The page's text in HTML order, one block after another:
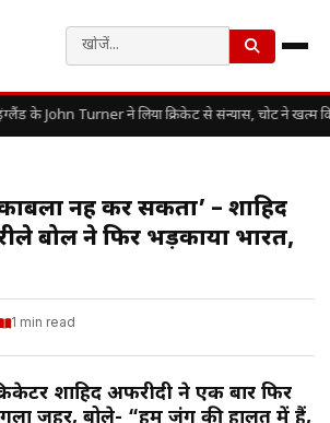
इंग्लैंड के John Turner ने लिया क्रिकेट से संन्यास, चोट ने खत्म
नहीं कर सकता’ – शाहिद
बोल ने फिर भड़काया भारत,
1 min read
शाहिद अफरीदी ने एक बार फिर